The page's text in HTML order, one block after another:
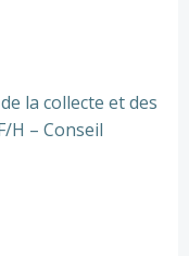
la collecte et des
H – Conseil